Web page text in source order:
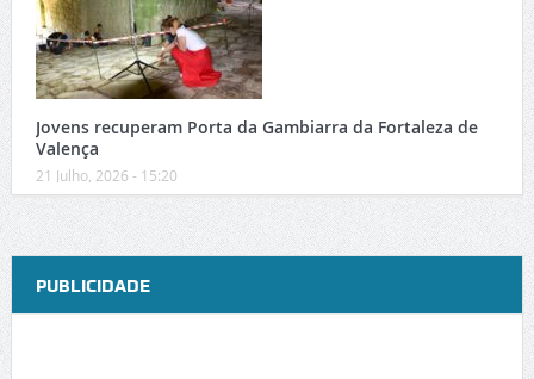
Jovens recuperam Porta da Gambiarra da Fortaleza de
Valença
21 Julho, 2026 - 15:20
PUBLICIDADE